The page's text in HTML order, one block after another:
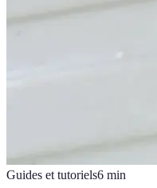
Guides et tutoriels6 min